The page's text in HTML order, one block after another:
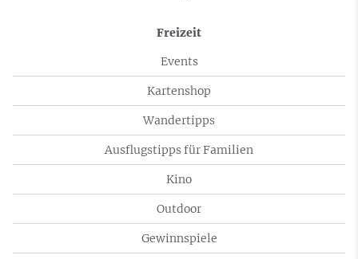
Freizeit
Events
Kartenshop
Wandertipps
Ausflugstipps für Familien
Kino
Outdoor
Gewinnspiele